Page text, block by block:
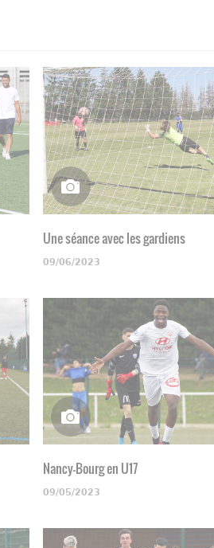
Une séance avec les gardiens
09/06/2023
Nancy-Bourg en U17
09/05/2023